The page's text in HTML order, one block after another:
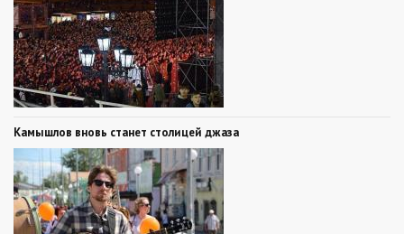
Камышлов вновь станет столицей джаза